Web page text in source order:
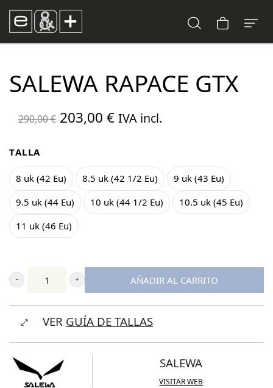
SALEWA RAPACE GTX
290,00€ El
era:
290,00 €.
203,00 €El
es:
203,00 €.
IVA incl.
TALLA
8 uk (42 Eu) 8.5 uk (42 1/2 Eu)
9 uk (43 Eu)
9.5 uk (44 Eu)
10 uk (44 1/2 Eu)
10.5 uk (45 Eu)
11 uk (46 Eu)
Salewa
Rapace
GTX
AÑADIR AL CARRITO
VER GUÍA DE TALLAS
SALEWA
VISITAR WEB